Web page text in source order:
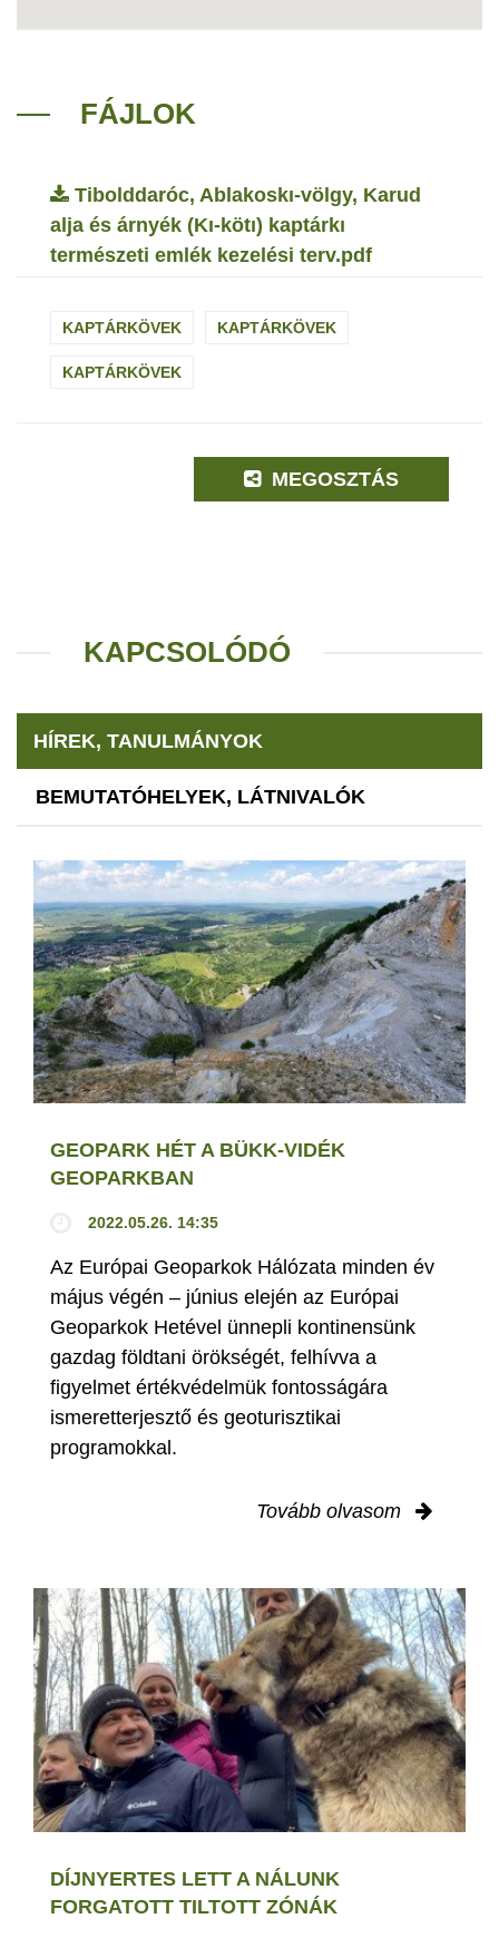
FÁJLOK
Tibolddaróc, Ablakoskı-völgy, Karud
alja és árnyék (Kı-kötı) kaptárkı
természeti emlék kezelési terv.pdf
KAPTÁRKÖVEK KAPTÁRKÖVEK
KAPTÁRKÖVEK
MEGOSZTÁS
KAPCSOLÓDÓ
HÍREK, TANULMÁNYOK
BEMUTATÓHELYEK, LÁTNIVALÓK
GEOPARK HÉT A BÜKK-VIDÉK
GEOPARKBAN
2022.05.26. 14:35
Az Európai Geoparkok Hálózata minden év
május végén – június elején az Európai
Geoparkok Hetével ünnepli kontinensünk
gazdag földtani örökségét, felhívva a
figyelmet értékvédelmük fontosságára
ismeretterjesztő és geoturisztikai
programokkal.
Tovább olvasom
DÍJNYERTES LETT A NÁLUNK
FORGATOTT TILTOTT ZÓNÁK